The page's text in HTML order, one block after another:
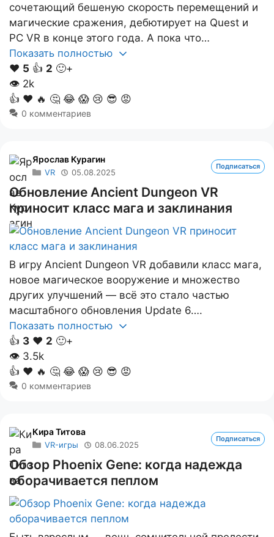
сочетающий бешеную скорость перемещений и
магические сражения, дебютирует на Quest и
PC VR в конце этого года. А пока что…
Показать полностью
❤️ 5 👍 2 🙂+
👁 2k
👍 ❤️ 🔥 🤔 😂 😱 😢 😎 😡
0 комментариев
Ярослав Курагин
VR 05.08.2025
Подписаться
Обновление Ancient Dungeon VR
приносит класс мага и заклинания
В игру Ancient Dungeon VR добавили класс мага,
новое магическое вооружение и множество
других улучшений — всё это стало частью
масштабного обновления Update 6….
Показать полностью
👍 3 ❤️ 2 🙂+
👁 3.5k
👍 ❤️ 🔥 🤔 😂 😱 😢 😎 😡
0 комментариев
Кира Титова
VR-игры 08.06.2025
Подписаться
Обзор Phoenix Gene: когда надежда
оборачивается пеплом